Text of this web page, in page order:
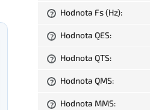
? Hodnota Fs (Hz):
? Hodnota QES:
? Hodnota QTS:
? Hodnota QMS:
? Hodnota MMS: